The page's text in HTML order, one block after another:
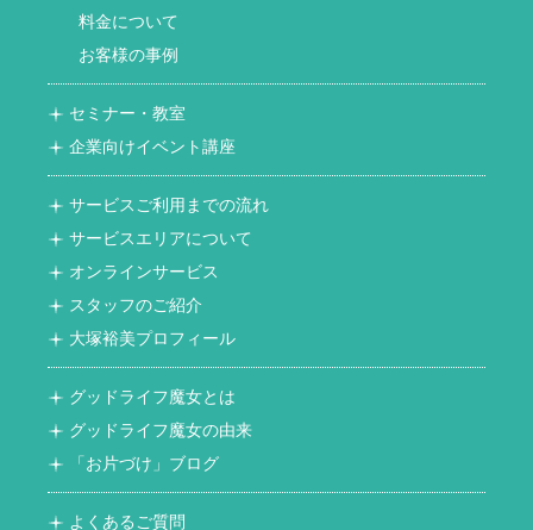
料金について
お客様の事例
セミナー・教室
企業向けイベント講座
サービスご利用までの流れ
サービスエリアについて
オンラインサービス
スタッフのご紹介
大塚裕美プロフィール
グッドライフ魔女とは
グッドライフ魔女の由来
「お片づけ」ブログ
よくあるご質問